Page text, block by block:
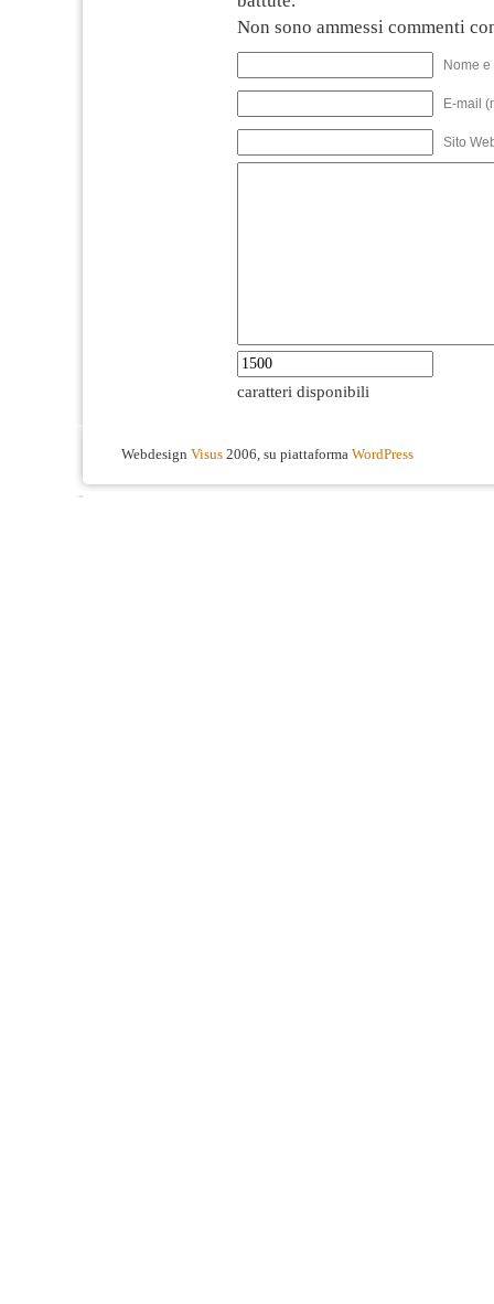
Non sono ammessi commenti
Nome
E-mail
Sito
caratteri disponibili
Webdesign Visus 2006, su piattaforma WordPress